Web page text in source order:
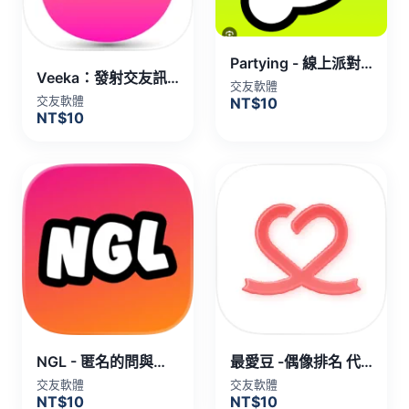
Veeka：發射交友訊號，線上趴體速配 代儲值
交友軟體
NT$10
Partying - 線上派對，遇見新朋友 代儲值
交友軟體
NT$10
NGL - 匿名的問與答代儲值
交友軟體
NT$10
最愛豆 -偶像排名 代儲值
交友軟體
NT$10